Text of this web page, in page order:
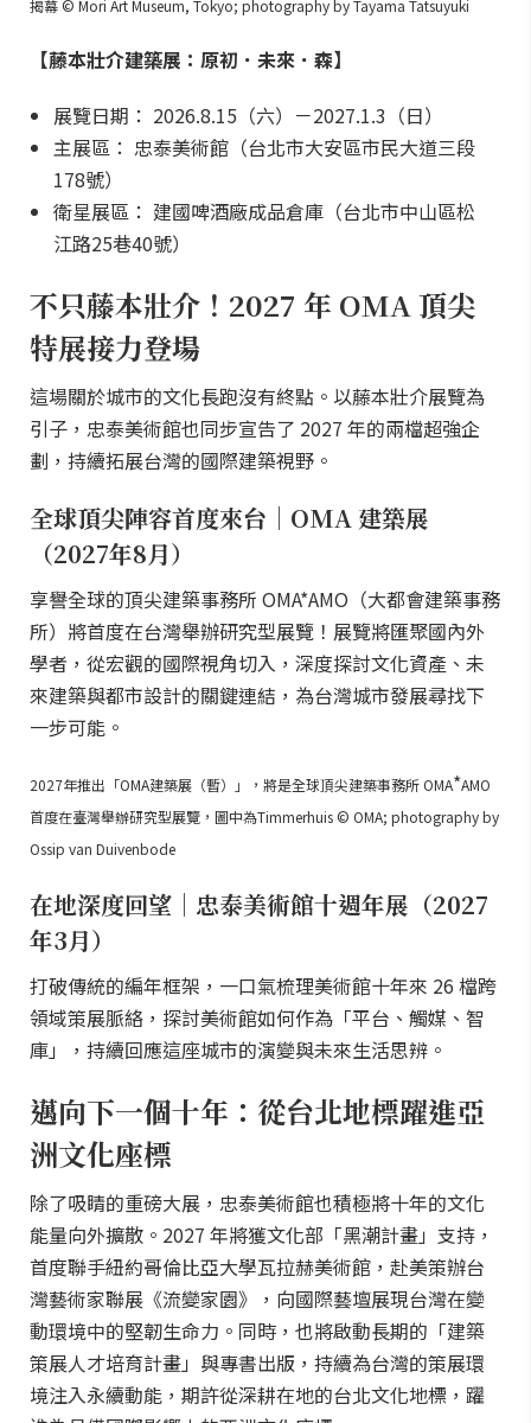
揭幕 © Mori Art Museum, Tokyo; photography by Tayama Tatsuyuki
【藤本壯介建築展：原初．未來．森】
展覽日期： 2026.8.15（六）－2027.1.3（日）
主展區： 忠泰美術館（台北市大安區市民大道三段
178號）
衛星展區： 建國啤酒廠成品倉庫（台北市中山區松
江路25巷40號）
不只藤本壯介！2027 年 OMA 頂尖
特展接力登場
這場關於城市的文化長跑沒有終點。以藤本壯介展覽為
引子，忠泰美術館也同步宣告了 2027 年的兩檔超強企
劃，持續拓展台灣的國際建築視野。
全球頂尖陣容首度來台｜OMA 建築展
（2027年8月）
享譽全球的頂尖建築事務所 OMA*AMO（大都會建築事務
所）將首度在台灣舉辦研究型展覽！展覽將匯聚國內外
學者，從宏觀的國際視角切入，深度探討文化資產、未
來建築與都市設計的關鍵連結，為台灣城市發展尋找下
一步可能。
2027年推出「OMA建築展（暫）」，將是全球頂尖建築事務所 OMA*AMO
首度在臺灣舉辦研究型展覽，圖中為Timmerhuis © OMA; photography by
Ossip van Duivenbode
在地深度回望｜忠泰美術館十週年展（2027
年3月）
打破傳統的編年框架，一口氣梳理美術館十年來 26 檔跨
領域策展脈絡，探討美術館如何作為「平台、觸媒、智
庫」，持續回應這座城市的演變與未來生活思辨。
邁向下一個十年：從台北地標躍進亞
洲文化座標
除了吸睛的重磅大展，忠泰美術館也積極將十年的文化
能量向外擴散。2027 年將獲文化部「黑潮計畫」支持，
首度聯手紐約哥倫比亞大學瓦拉赫美術館，赴美策辦台
灣藝術家聯展《流變家園》，向國際藝壇展現台灣在變
動環境中的堅韌生命力。同時，也將啟動長期的「建築
策展人才培育計畫」與專書出版，持續為台灣的策展環
境注入永續動能，期許從深耕在地的台北文化地標，躍